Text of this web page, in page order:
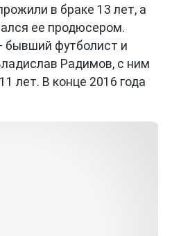
в браке 13 лет, а
ее продюсером.
бывший футболист и
Радимов, с ним
лет. В конце 2016 года